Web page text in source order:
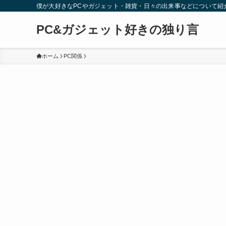
僕が大好きなPCやガジェット・雑貨・日々の出来事などについて紹
PC&ガジェット好きの独り言
ホーム PC関係